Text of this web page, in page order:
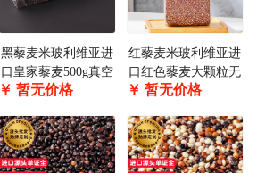
黑藜麦米玻利维亚进
口皇家藜麦500g真空
包装OEM贴牌代工代
货批发微商供货
￥ 暂无价格
红藜麦米玻利维亚进
口红色藜麦大颗粒无
皂苷500g真空包装可
进口资质齐全现货批
发
￥ 暂无价格